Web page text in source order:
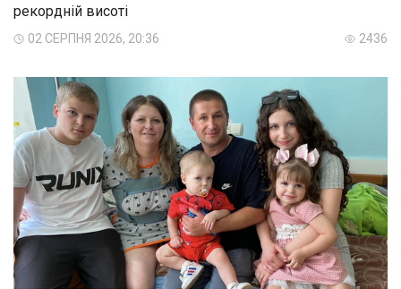
рекордній висоті
02 СЕРПНЯ 2026, 20:36 2436